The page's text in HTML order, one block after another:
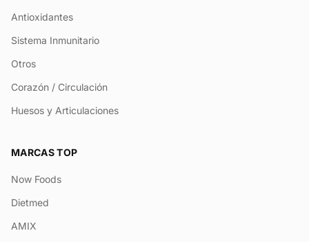
Antioxidantes
Sistema Inmunitario
Otros
Corazón / Circulación
Huesos y Articulaciones
MARCAS TOP
Now Foods
Dietmed
AMIX